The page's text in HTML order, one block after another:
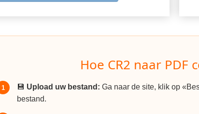
Hoe CR2 naar PDF
1 💾 Upload uw bestand: Ga naar de site, klik op
bestand.